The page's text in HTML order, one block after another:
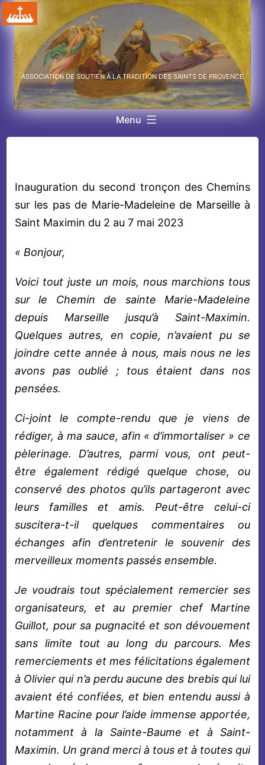
Aller
au
contenu
ASSOCIATION DE SOUTIEN À LA TRADITION DES SAINTS DE PROVENCE
Menu
Inauguration du second tronçon des Chemins
sur les pas de Marie-Madeleine de Marseille à
Saint Maximin du 2 au 7 mai 2023
« Bonjour,
Voici tout juste un mois, nous marchions tous
sur le Chemin de sainte Marie-Madeleine
depuis Marseille jusqu’à Saint-Maximin.
Quelques autres, en copie, n’avaient pu se
joindre cette année à nous, mais nous ne les
avons pas oublié ; tous étaient dans nos
pensées.
Ci-joint le compte-rendu que je viens de
rédiger, à ma sauce, afin « d’immortaliser » ce
pèlerinage. D’autres, parmi vous, ont peut-
être également rédigé quelque chose, ou
conservé des photos qu’ils partageront avec
leurs familles et amis. Peut-être celui-ci
suscitera-t-il quelques commentaires ou
échanges afin d’entretenir le souvenir des
merveilleux moments passés ensemble.
Je voudrais tout spécialement remercier ses
organisateurs, et au premier chef Martine
Guillot, pour sa pugnacité et son dévouement
sans limite tout au long du parcours. Mes
remerciements et mes félicitations également
à Olivier qui n’a perdu aucune des brebis qui lui
avaient été confiées, et bien entendu aussi à
Martine Racine pour l’aide immense apportée,
notamment à la Sainte-Baume et à Saint-
Maximin. Un grand merci à tous et à toutes qui